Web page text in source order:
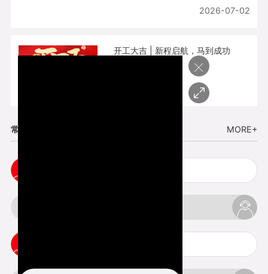
2026-07-02
开工大吉 | 新程启航，马到成功
常见问题 MORE+
×